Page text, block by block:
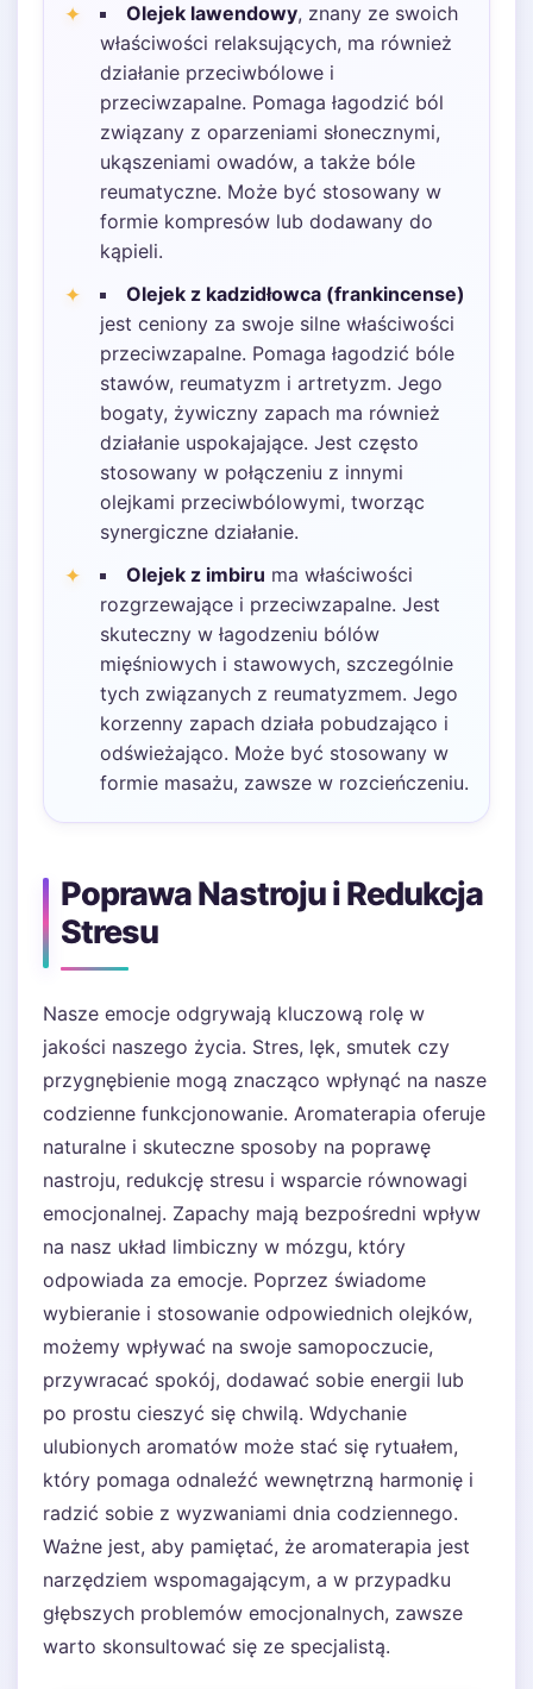
Olejek lawendowy, znany ze swoich
właściwości relaksujących, ma również
działanie przeciwbólowe i
przeciwzapalne. Pomaga łagodzić ból
związany z oparzeniami słonecznymi,
ukąszeniami owadów, a także bóle
reumatyczne. Może być stosowany w
formie kompresów lub dodawany do
kąpieli.
Olejek z kadzidłowca (frankincense)
jest ceniony za swoje silne właściwości
przeciwzapalne. Pomaga łagodzić bóle
stawów, reumatyzm i artretyzm. Jego
bogaty, żywiczny zapach ma również
działanie uspokajające. Jest często
stosowany w połączeniu z innymi
olejkami przeciwbólowymi, tworząc
synergiczne działanie.
Olejek z imbiru ma właściwości
rozgrzewające i przeciwzapalne. Jest
skuteczny w łagodzeniu bólów
mięśniowych i stawowych, szczególnie
tych związanych z reumatyzmem. Jego
korzenny zapach działa pobudzająco i
odświeżająco. Może być stosowany w
formie masażu, zawsze w rozcieńczeniu.
Poprawa Nastroju i Redukcja
Stresu
Nasze emocje odgrywają kluczową rolę w
jakości naszego życia. Stres, lęk, smutek czy
przygnębienie mogą znacząco wpłynąć na nasze
codzienne funkcjonowanie. Aromaterapia oferuje
naturalne i skuteczne sposoby na poprawę
nastroju, redukcję stresu i wsparcie równowagi
emocjonalnej. Zapachy mają bezpośredni wpływ
na nasz układ limbiczny w mózgu, który
odpowiada za emocje. Poprzez świadome
wybieranie i stosowanie odpowiednich olejków,
możemy wpływać na swoje samopoczucie,
przywracać spokój, dodawać sobie energii lub
po prostu cieszyć się chwilą. Wdychanie
ulubionych aromatów może stać się rytuałem,
który pomaga odnaleźć wewnętrzną harmonię i
radzić sobie z wyzwaniami dnia codziennego.
Ważne jest, aby pamiętać, że aromaterapia jest
narzędziem wspomagającym, a w przypadku
głębszych problemów emocjonalnych, zawsze
warto skonsultować się ze specjalistą.